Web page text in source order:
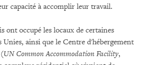
capacité à accomplir leur travail.
ont occupé les locaux de certaines
Unies, ainsi que le Centre d'hébergement
UN Common Accommodation Facility,